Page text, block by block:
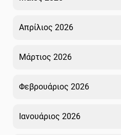
Απρίλιος 2026
Μάρτιος 2026
Φεβρουάριος 2026
Ιανουάριος 2026